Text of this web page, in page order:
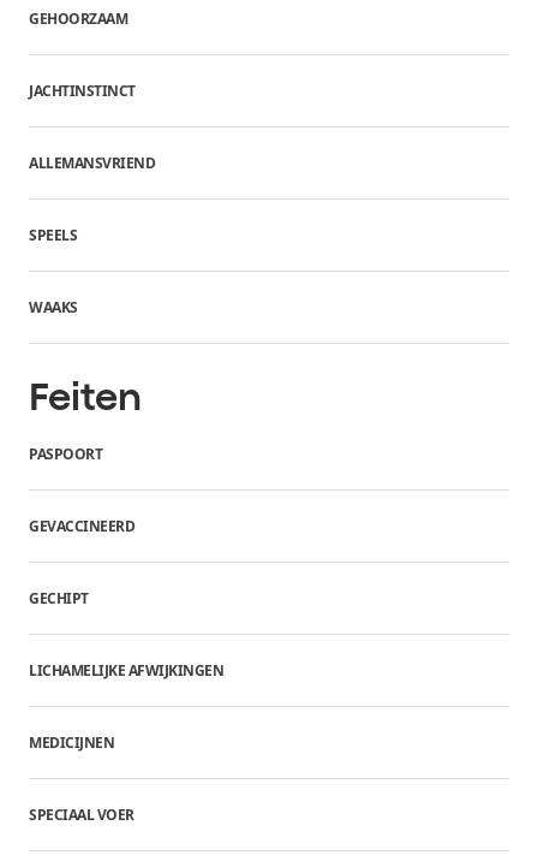
GEHOORZAAM
JACHTINSTINCT
ALLEMANSVRIEND
SPEELS
WAAKS
Feiten
PASPOORT
GEVACCINEERD
GECHIPT
LICHAMELIJKE AFWIJKINGEN
MEDICIJNEN
SPECIAAL VOER